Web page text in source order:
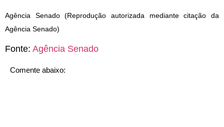
Agência Senado (Reprodução autorizada mediante citação da
Agência Senado)
Fonte: Agência Senado
Comente abaixo: